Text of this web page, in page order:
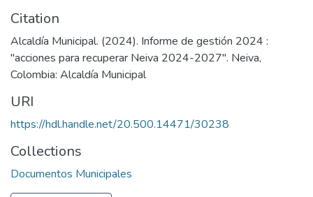
Citation
Alcaldía Municipal. (2024). Informe de gestión 2024 :
"acciones para recuperar Neiva 2024-2027". Neiva,
Colombia: Alcaldía Municipal
URI
https://hdl.handle.net/20.500.14471/30238
Collections
Documentos Municipales